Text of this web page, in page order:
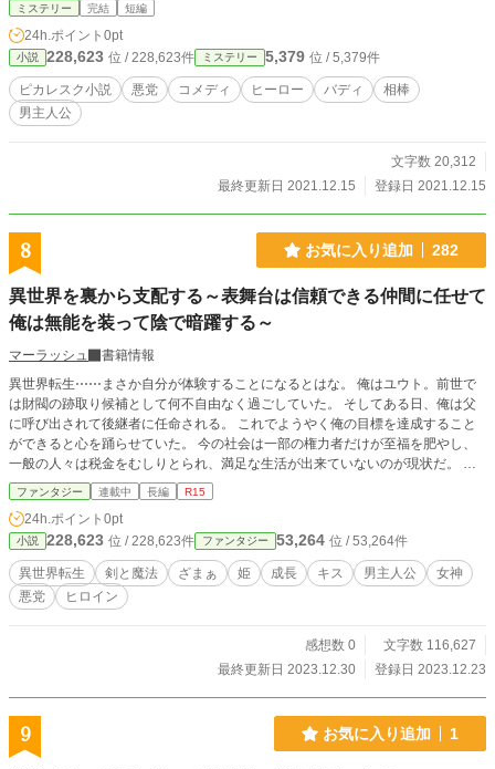
ミステリー 完結 短編
24h.ポイント 0pt
小説 228,623 位 / 228,623件 ミステリー 5,379 位 / 5,379件
ピカレスク小説 悪党 コメディ ヒーロー バディ
相棒
男主人公
文字数 20,312
最終更新日 2021.12.15
登録日 2021.12.15
8 お気に入り追加 282
異世界を裏から支配する～表舞台は信頼できる仲間に任せて
俺は無能を装って陰で暗躍する～
マーラッシュ
書籍情報
異世界転生⋯⋯まさか自分が体験することになるとはな。 俺はユウト。前世で
は財閥の跡取り候補として何不自由なく過ごしていた。 そしてある日、俺は父
に呼び出されて後継者に任命される。 これでようやく俺の目標を達成すること
ができると心を踊らせていた。 今の社会は一部の権力者だけが至福を肥やし、
一般の人々は税金をむしりとられ、満足な生活が出来ていないのが現状だ。 し
かし財閥のトップになれば、政治家達は支援している俺の声を無視することが出
来ないはず。 誰もが幸せになる世界などありえないことはわかっている。だが
幸せになる人を増やすことはできるはずだ。 そして公の場で後継者を発表する
日がついにきた。 しかし父は殺された⋯⋯俺の従兄弟に。 俺はその現場を目撃
したが従兄弟に⋯⋯いや、従兄弟の派閥の手によって犯人にしたてられ、そして
殺された。 従兄弟は自分が財閥の後継者に相応しいと常々口にしていたので、
俺が後継者に任命されたことが気にくわなかったのだろう。 腸が煮えくり返る
た世界は、前世より差別がひどいし貧富の差が激しい。 せっかく前世の記憶を
持って生まれ変わることが出来たんだ。前世では出来なかった目標を達成してみ
た命を狙われる危険がある。それに万が一悪巧みに気づいても、地位が邪魔して
強行手段に出れないかもしれない。 それなら自分と同じ志を持つ者を陰から支
援し、裏から異世界を支配する。それがこの世界で俺がやるべきことだ。
ファンタジー 連載中 長編 R15
24h.ポイント 0pt
小説 228,623 位 / 228,623件 ファンタジー 53,264 位 / 53,264件
異世界転生 剣と魔法 ざまぁ 姫 成長 キス 男主人公
女神
悪党
ヒロイン
感想数 0
文字数 116,627
最終更新日 2023.12.30
登録日 2023.12.23
9 お気に入り追加 1